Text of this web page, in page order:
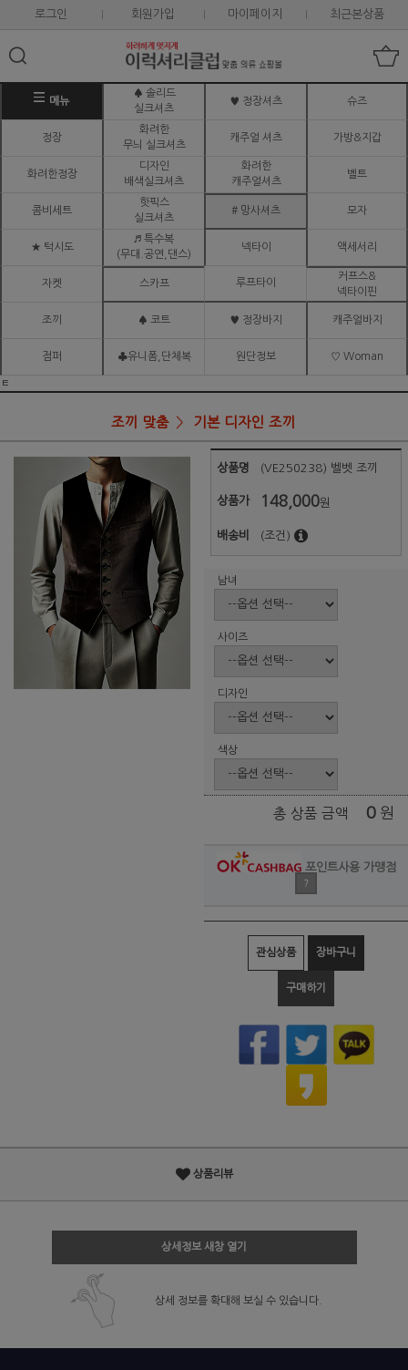
로그인 회원가입 마이페이지 최근본상품
메뉴
♠ 솔리드
실크셔츠
♥ 정장셔츠 슈즈
정장
화려한
무늬 실크셔츠
캐주얼 셔츠 가방&지갑
화려한정장
디자인
배색실크셔츠
화려한
캐주얼셔츠
벨트
콤비세트
핫픽스
실크셔츠
# 망사셔츠 모자
★ 턱시도
♬ 특수복
(무대.공연,댄스)
넥타이 액세서리
자켓 스카프 루프타이
커프스&
넥타이핀
조끼 ♠ 코트 ♥ 정장바지 캐주얼바지
점퍼 ♣유니폼,단체복 원단정보 ♡ Woman
ㅌ
조끼 맞춤 기본 디자인 조끼
상품명 (VE250238) 벨벳 조끼
상품가 148,000원
배송비 (조건)
남녀
사이즈
디자인
색상
총 상품 금액 0 원
포인트사용 가맹점
?
관심상품 장바구니
구매하기
상품리뷰
상세정보 새창 열기
상세 정보를 확대해 보실 수 있습니다.